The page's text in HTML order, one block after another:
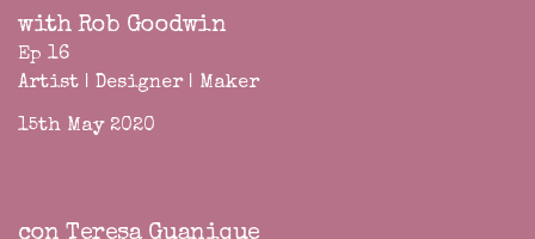
with Rob Goodwin
Ep 16
Artist | Designer | Maker
15th May 2020
con Teresa Guanique